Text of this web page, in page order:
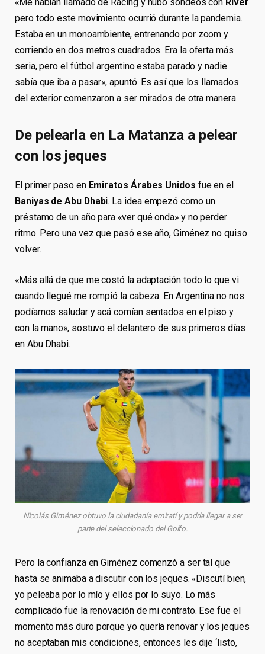
pero todo este movimiento ocurrió durante la pandemia.
Estaba en un monoambiente, entrenando por zoom y
corriendo en dos metros cuadrados. Era la oferta más
seria, pero el fútbol argentino estaba parado y nadie
sabía que iba a pasar», apuntó. Es así que los llamados
del exterior comenzaron a ser mirados de otra manera.
De pelearla en La Matanza a pelear
con los jeques
El primer paso en Emiratos Árabes Unidos fue en el
Baniyas de Abu Dhabi. La idea empezó como un
préstamo de un año para «ver qué onda» y no perder
ritmo. Pero una vez que pasó ese año, Giménez no quiso
volver.
«Más allá de que me costó la adaptación todo lo que vi
cuando llegué me rompió la cabeza. En Argentina no nos
podíamos saludar y acá comían sentados en el piso y
con la mano», sostuvo el delantero de sus primeros días
en Abu Dhabi.
Nicolás Giménez obtuvo la ciudadanía emiratí y podría llegar a ser
parte del seleccionado del Golfo.
Pero la confianza en Giménez comenzó a ser tal que
hasta se animaba a discutir con los jeques. «Discutí bien,
yo peleaba por lo mío y ellos por lo suyo. Lo más
complicado fue la renovación de mi contrato. Ese fue el
momento más duro porque yo quería renovar y los jeques
no aceptaban mis condiciones, entonces les dije ‘listo,